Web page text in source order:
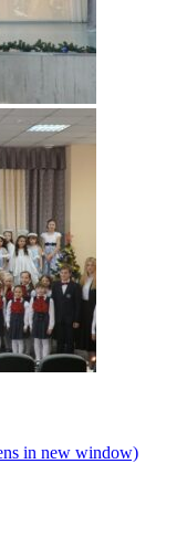
in new window)